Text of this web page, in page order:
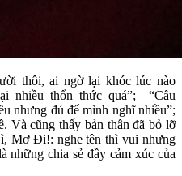
thôi, ai ngờ lại khóc lúc nào
nhiều thổn thức quá”; “Câu
nhưng đủ để mình nghĩ nhiều”;
Và cũng thấy bản thân đã bỏ lỡ
Mơ Đi!: nghe tên thì vui nhưng
những chia sẻ đầy cảm xúc của